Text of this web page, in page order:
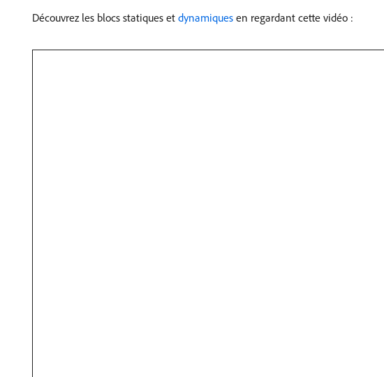
Découvrez les blocs statiques et dynamiques en regardant cette vidéo :